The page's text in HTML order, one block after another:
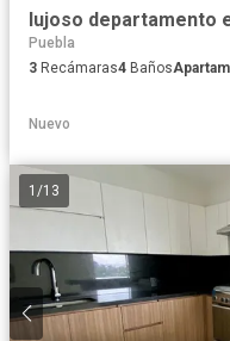
lujoso departamento
Puebla
3 Recámaras4 Baños
Nuevo
1 /13